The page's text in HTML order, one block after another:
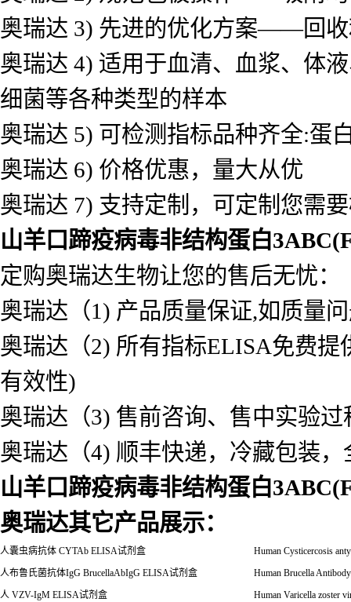
奥瑞达 3) 先进的优化方案——回
奥瑞达 4) 适用于血清、血浆、体
细菌等各种类型的样本
奥瑞达 5) 可检测指标品种齐全:蛋
奥瑞达 6) 价格优惠，量大从优
奥瑞达 7) 支持定制，可定制您需
山羊口蹄疫病毒非结构蛋白
定购奥瑞达生物让您的售后无忧：
奥瑞达（1) 产品质量保证,如质量
奥瑞达（2) 所有指标ELISA免费
有效性)
奥瑞达（3) 售前咨询、售中实验
奥瑞达（4) 顺丰快递，冷藏包装，
山羊口蹄疫病毒非结构蛋白
奥瑞达其它产品展示：
人囊虫病抗体 CYTAb ELISA试剂盒
Human Cysticercosis
人布鲁氏菌抗体IgG BrucellaAbIgG ELISA试剂盒
Human Brucella
人 VZV-IgM ELISA试剂盒
Human Varicella zoster